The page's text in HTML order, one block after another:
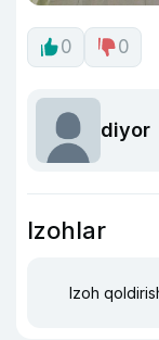
0 0
diyor
Izohlar
Izoh